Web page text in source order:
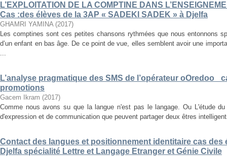
L’EXPLOITATION DE LA COMPTINE DANS
Cas :des élèves de la 3AP « SADEKI SADEK » à Djelfa
GHAMRI YAMINA (2017)
Les comptines sont ces petites chansons rythmées que nous entonnons
d’un enfant en bas âge. De ce point de vue, elles semblent avoir une
...
L’analyse pragmatique des SMS de l’opérateur oOredoo
promotions
Gacem Ikram (2017)
Comme nous avons su que la langue n'est pas le langage. Ou L'étude
d'expression et de communication que peuvent partager deux êtres
Contact des langues et positionnement identitaire cas des
Djelfa spécialité Lettre et Langage Etranger et Génie Civile